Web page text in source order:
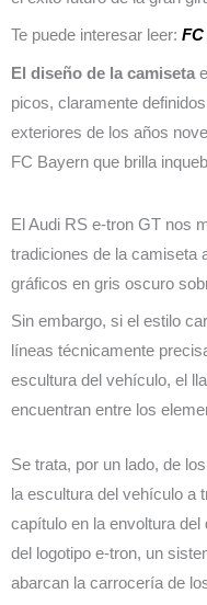
Te puede interesar leer:
El diseño de la camiseta
picos, claramente
exteriores de los años
FC Bayern que brilla
El Audi RS e-tron GT nos
tradiciones de la camiseta
gráficos en gris oscuro
Sin embargo, si el estilo
líneas técnicamente
escultura del vehículo, el
encuentran entre los
Se trata, por un lado, de
la escultura del vehículo a
capítulo en la envoltura
del logotipo e-tron, un
abarcan la carrocería de